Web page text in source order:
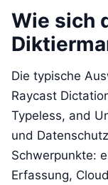
Wie sich
Die typische
Raycast
Typeless, and
und
Schwerpunkte:
Erfassung,